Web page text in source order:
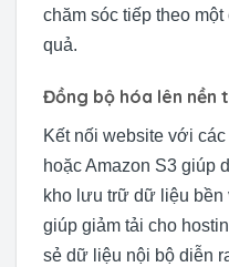
chăm sóc tiếp theo
quả.
Đồng bộ hóa lên nền
Kết nối website với
hoặc Amazon S3 giúp
kho lưu trữ dữ liệu
giúp giảm tải cho
sẻ dữ liệu nội bộ diễn